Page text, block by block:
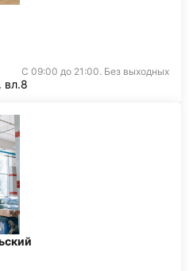
С 09:00 до 21:00. Без выходных
вл.8